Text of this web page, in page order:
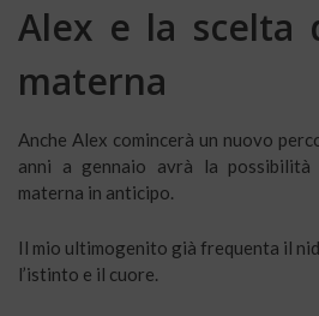
Alex e la scelta
materna
Anche Alex comincerà un nuovo
anni a gennaio avrà la possibilità
materna in anticipo.
Il mio ultimogenito già frequenta il
l’istinto e il cuore.